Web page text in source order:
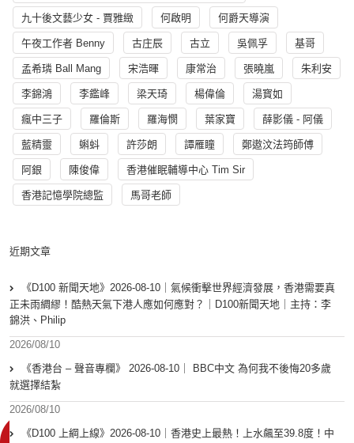
九十後文藝少女 - 賈雅緻 何啟明 何爵天導演
午夜工作者 Benny 古庄辰 古立 吳佩孚 基哥
孟希璘 Ball Mang 宋浩暉 康常治 張曉嵐 朱利安
李錦鴻 李鑑峰 梁天琦 楊偉倫 湯寳如
瘋中三子 羅倫斯 羅海憫 葉家寶 薛影儀 - 阿儀
藍精靈 蝌蚪 許莎朗 譚雁瞳 鄭遨汶法筠師傅
阿銀 陳俊偉 香港催眠輔導中心 Tim Sir
香港記憶學院總監 馬哥老師
近期文章
《D100 新聞天地》2026-08-10｜氣候衝擊世界經濟發展，香港需要真
正未雨綢繆！酷熱天氣下港人應如何應對？｜D100新聞天地｜主持：李
錦洪、Philip
2026/08/10
《香港台 – 聲音專欄》 2026-08-10｜ BBC中文 為何我不後悔20多歲
就選擇結紮
2026/08/10
《D100 上綱上線》2026-08-10｜香港史上最熱！上水飆至39.8度！中